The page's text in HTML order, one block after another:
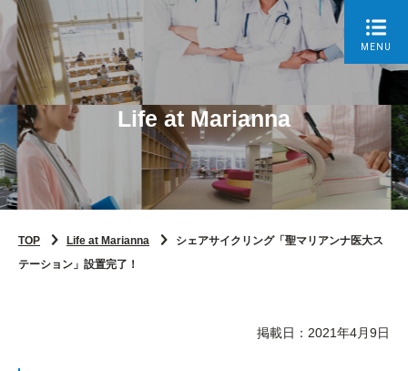
MENU
Life at Marianna
TOP Life at Marianna
シェアサイクリング「聖マリアンナ医大ス
テーション」設置完了！
掲載日：2021年4月9日